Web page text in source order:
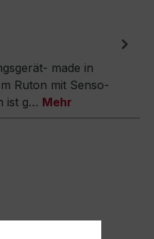
made in
Ruton mit Senso-
ist g… Mehr